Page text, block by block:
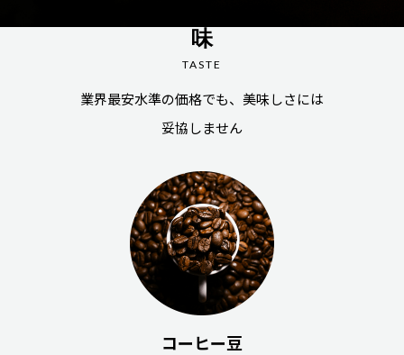
味
TASTE
業界最安水準の価格でも、美味しさには
妥協しません
コーヒー豆